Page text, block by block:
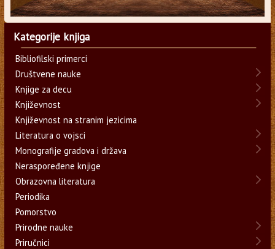
Kategorije knjiga
Bibliofilski primerci
Društvene nauke
Knjige za decu
Književnost
Književnost na stranim jezicima
Literatura o vojsci
Monografije gradova i država
Neraspoređene knjige
Obrazovna literatura
Periodika
Pomorstvo
Prirodne nauke
Priručnici